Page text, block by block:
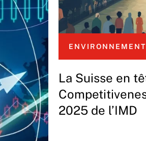
La Suisse en
2025 de l’IMD